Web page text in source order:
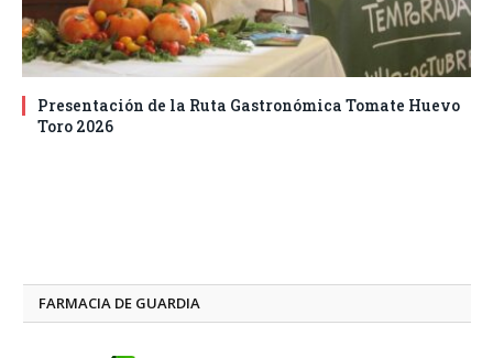
Presentación de la Ruta Gastronómica Tomate Huevo
Toro 2026
FARMACIA DE GUARDIA